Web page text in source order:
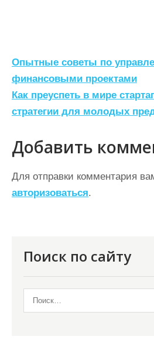
Н
а
в
и
г
а
ц
и
Опытные советы по
финансовыми проектами
Как преуспеть в мире
стратегии для молодых
Добавить
Для отправки комментария
авторизоваться.
Поиск по сайту